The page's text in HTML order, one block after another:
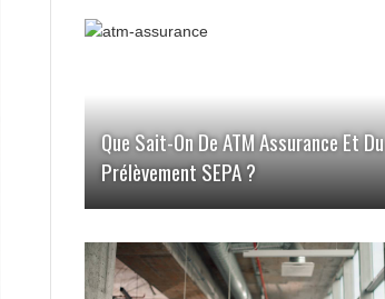
Que Sait-On De ATM Assurance Et Du
Prélèvement SEPA ?